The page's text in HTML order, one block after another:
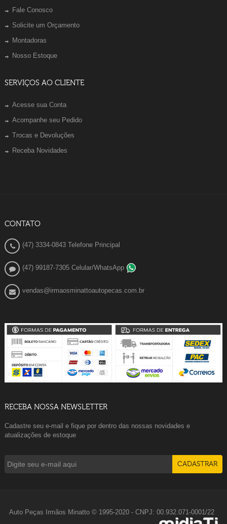
Fale Conosco
Solicite um Orçamento
Montadoras
Nosso Estoque
SERVIÇOS AO CLIENTE
Acesse sua Conta
Acompanhe seu Pedido
Trocas e Devoluções
Receba Novidades
CONTATO
(47) 3334-0843 Telefone Principal
(47) 99187-7305 Celular/WhatsApp
vendas@irmaosminattoautopecas.com.br
RECEBA NOSSA NEWSLETTER
Cadastre seu e-mail e fique por dentro das nossas novidades e
atualizações de estoque
Auto Peças Irmãos Minatto © 1995-2020 - CNPJ: 00.932.071-0001/22